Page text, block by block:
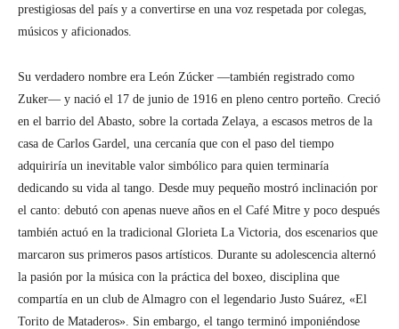
prestigiosas del país y a convertirse en una voz respetada por colegas,
músicos y aficionados.
Su verdadero nombre era León Zúcker —también registrado como
Zuker— y nació el 17 de junio de 1916 en pleno centro porteño. Creció
en el barrio del Abasto, sobre la cortada Zelaya, a escasos metros de la
casa de Carlos Gardel, una cercanía que con el paso del tiempo
adquiriría un inevitable valor simbólico para quien terminaría
dedicando su vida al tango. Desde muy pequeño mostró inclinación por
el canto: debutó con apenas nueve años en el Café Mitre y poco después
también actuó en la tradicional Glorieta La Victoria, dos escenarios que
marcaron sus primeros pasos artísticos. Durante su adolescencia alternó
la pasión por la música con la práctica del boxeo, disciplina que
compartía en un club de Almagro con el legendario Justo Suárez, «El
Torito de Mataderos». Sin embargo, el tango terminó imponiéndose